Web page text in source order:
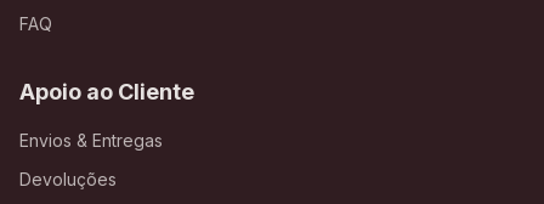
FAQ
Apoio ao Cliente
Envios & Entregas
Devoluções